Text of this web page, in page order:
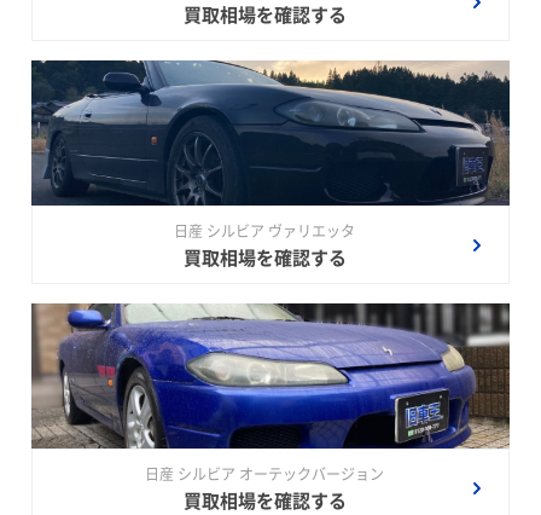
買取相場を確認する
日産 シルビア ヴァリエッタ
買取相場を確認する
日産 シルビア オーテックバージョン
買取相場を確認する